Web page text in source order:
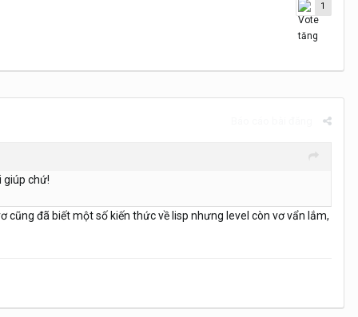
1
giúp chứ!
cũng đã biết một số kiến thức về lisp nhưng level còn vơ vẩn lắm,